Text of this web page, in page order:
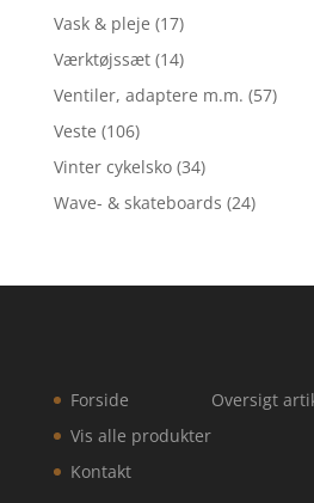
Vask & pleje (17)
Værktøjssæt (14)
Ventiler, adaptere m.m. (57)
Veste (106)
Vinter cykelsko (34)
Wave- & skateboards (24)
Forside
Vis alle produkter
Kontakt
Oversigt